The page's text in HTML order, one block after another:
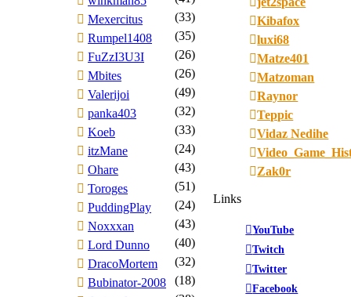
Mexercitus
(33)
Rumpel1408
(35)
FuZzI3U3I
(26)
Mbites
(26)
Valerijoi
(49)
panka403
(32)
Koeb
(33)
itzMane
(24)
Ohare
(43)
Toroges
(51)
PuddingPlay
(24)
Noxxxan
(43)
Lord Dunno
(40)
DracoMortem
(32)
Bubinator-2008
(18)
Kibafox
luxi68
Matze401
Matzoman
Raynor
Teppic
Vidaz Nedihe
Zak0r
Links
YouTube
Twitch
Twitter
Facebook